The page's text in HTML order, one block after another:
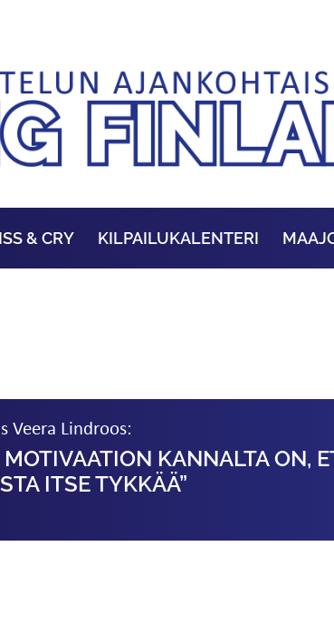
& CRY KILPAILUKALENTERI
Veera Lindroos:
MOTIVAATION KANNALTA ON,
ITSE TYKKÄÄ”